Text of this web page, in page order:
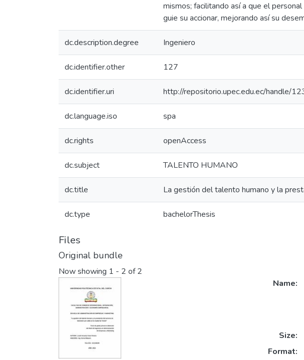
mismos; facilitando así a que el
guie su accionar, mejorando así su
dc.description.degree Ingeniero
dc.identifier.other 127
dc.identifier.uri http://repositorio.upec.edu.ec/handle/
dc.language.iso spa
dc.rights openAccess
dc.subject TALENTO HUMANO
dc.title La gestión del talento humano y la
dc.type bachelorThesis
Files
Original bundle
Now showing 1 - 2 of 2
Name:
Size:
Format: